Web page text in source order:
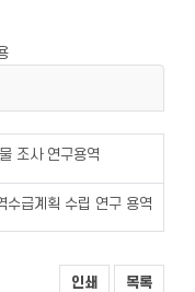
조사 연구용역
수급계획 수립 연구 용역
인쇄 목록